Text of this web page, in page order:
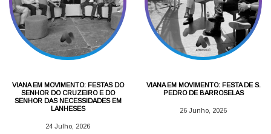
VIANA EM MOVIMENTO: FESTAS DO
SENHOR DO CRUZEIRO E DO
SENHOR DAS NECESSIDADES EM
LANHESES
24 Julho, 2026
VIANA EM MOVIMENTO: FESTA DE S.
PEDRO DE BARROSELAS
26 Junho, 2026